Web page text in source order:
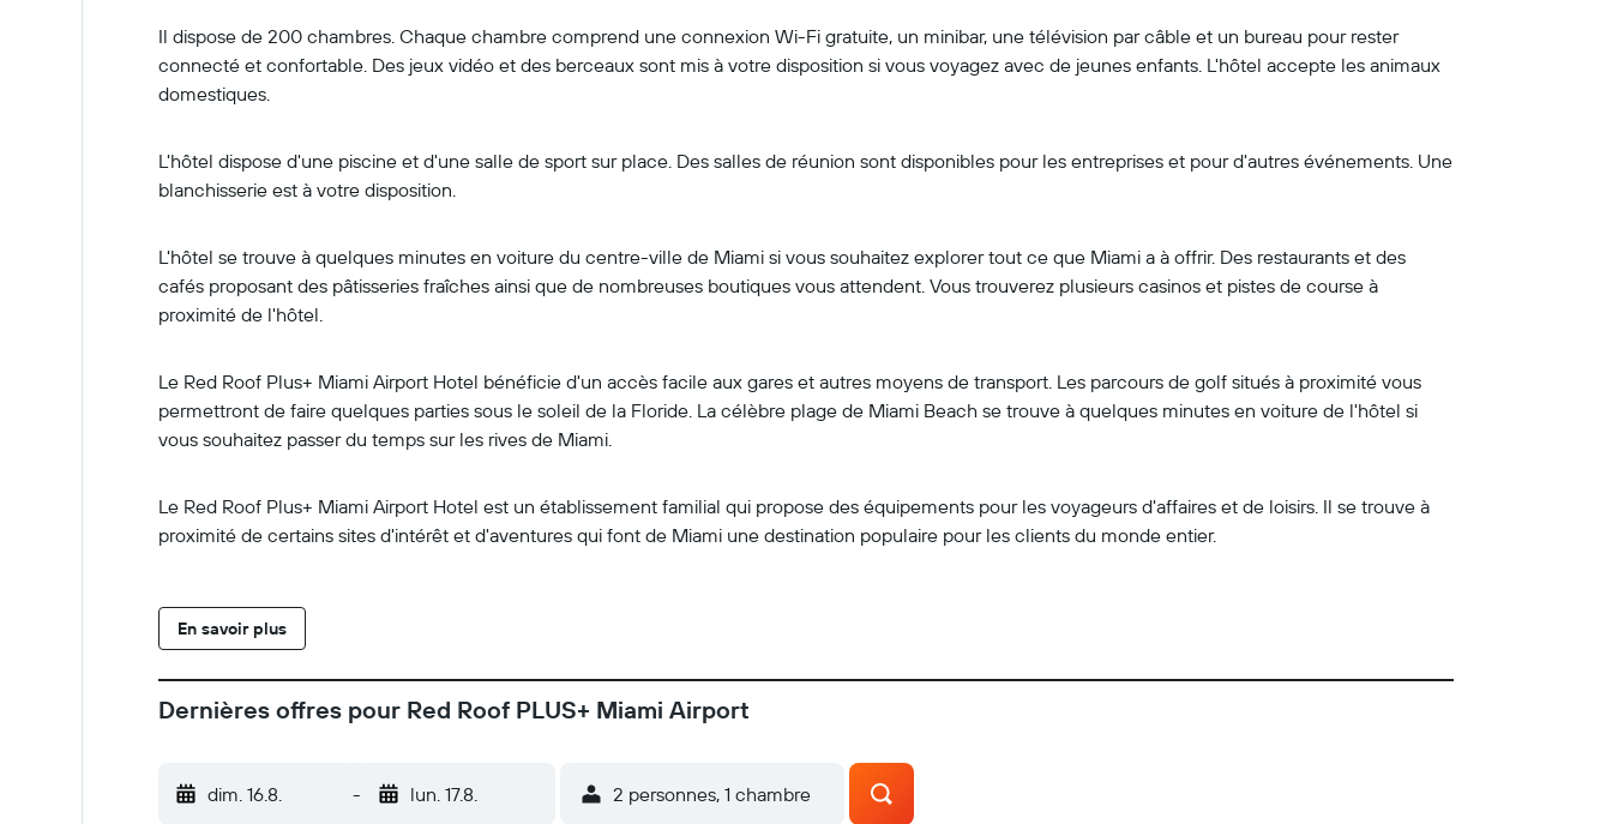
Il dispose de 200 chambres. Chaque chambre comprend une connexion Wi-Fi gratuite, un minibar, une télévision par câble et un bureau pour rester
connecté et confortable. Des jeux vidéo et des berceaux sont mis à votre disposition si vous voyagez avec de jeunes enfants. L'hôtel accepte les animaux
domestiques.
L'hôtel dispose d'une piscine et d'une salle de sport sur place. Des salles de réunion sont disponibles pour les entreprises et pour d'autres événements. Une
blanchisserie est à votre disposition.
L'hôtel se trouve à quelques minutes en voiture du centre-ville de Miami si vous souhaitez explorer tout ce que Miami a à offrir. Des restaurants et des
cafés proposant des pâtisseries fraîches ainsi que de nombreuses boutiques vous attendent. Vous trouverez plusieurs casinos et pistes de course à
proximité de l'hôtel.
Le Red Roof Plus+ Miami Airport Hotel bénéficie d'un accès facile aux gares et autres moyens de transport. Les parcours de golf situés à proximité vous
permettront de faire quelques parties sous le soleil de la Floride. La célèbre plage de Miami Beach se trouve à quelques minutes en voiture de l'hôtel si
vous souhaitez passer du temps sur les rives de Miami.
Le Red Roof Plus+ Miami Airport Hotel est un établissement familial qui propose des équipements pour les voyageurs d'affaires et de loisirs. Il se trouve à
proximité de certains sites d'intérêt et d'aventures qui font de Miami une destination populaire pour les clients du monde entier.
En savoir plus
Dernières offres pour Red Roof PLUS+ Miami Airport
dim. 16.8. - lun. 17.8. 2 personnes, 1 chambre